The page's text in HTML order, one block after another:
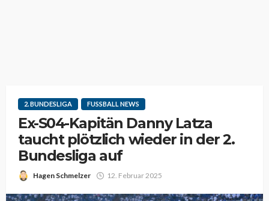
2. BUNDESLIGA FUSSBALL NEWS
Ex-S04-Kapitän Danny Latza
taucht plötzlich wieder in der 2.
Bundesliga auf
Hagen Schmelzer 12. Februar 2025